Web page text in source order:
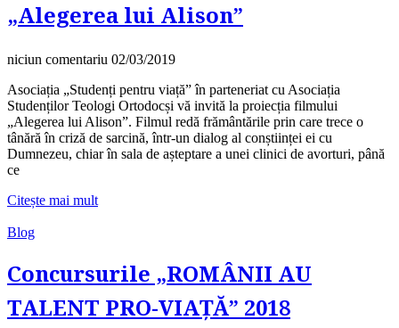
„Alegerea lui Alison”
niciun comentariu 02/03/2019
Asociația „Studenți pentru viață” în parteneriat cu Asociația
Studenților Teologi Ortodocși vă invită la proiecția filmului
„Alegerea lui Alison”. Filmul redă frământările prin care trece o
tânără în criză de sarcină, într-un dialog al conștiinței ei cu
Dumnezeu, chiar în sala de așteptare a unei clinici de avorturi, până
ce
Citește mai mult
Blog
Concursurile „ROMÂNII AU
TALENT PRO-VIAȚĂ” 2018